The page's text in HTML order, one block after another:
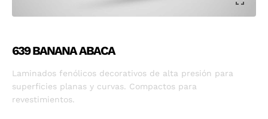
639 BANANA ABACA
Laminados fenólicos decorativos de alta presión para
superficies planas y curvas. Compactos para
revestimientos.